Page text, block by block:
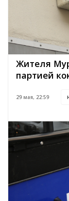
Жителя
партией
29 мая, 22:59